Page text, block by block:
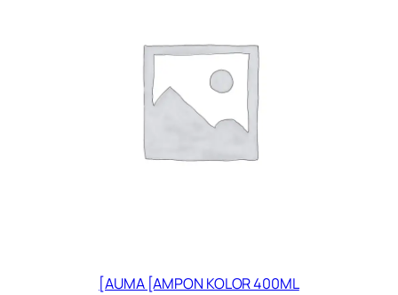
[AUMA [AMPON KOLOR 400ML